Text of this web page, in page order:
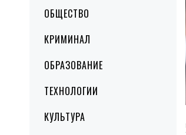
ОБЩЕСТВО
КРИМИНАЛ
ОБРАЗОВАНИЕ
ТЕХНОЛОГИИ
КУЛЬТУРА